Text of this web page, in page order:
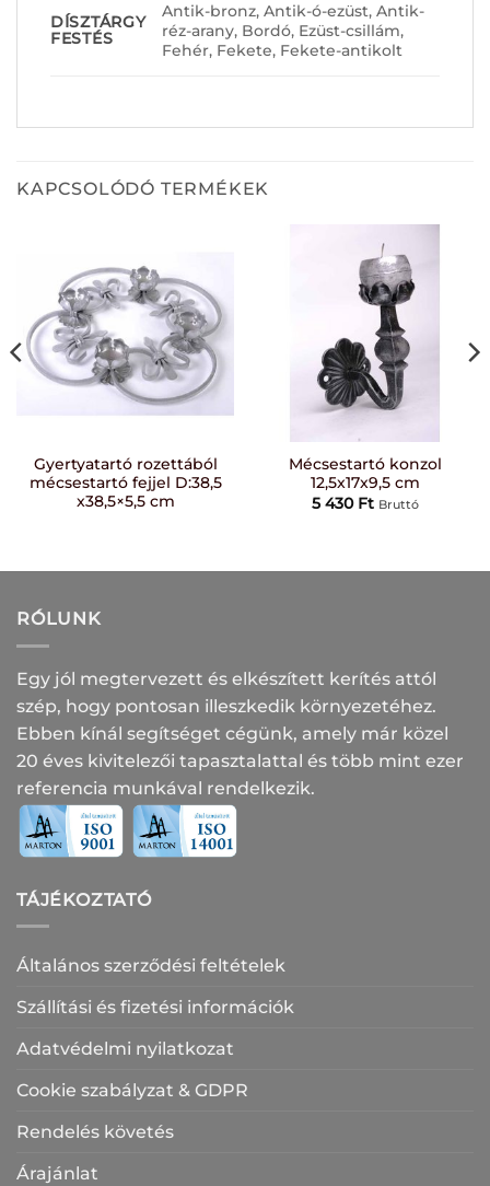
DÍSZTÁRGY
FESTÉS
Antik-bronz, Antik-ó-ezüst, Antik-
réz-arany, Bordó, Ezüst-csillám,
Fehér, Fekete, Fekete-antikolt
KAPCSOLÓDÓ TERMÉKEK
Gyertyatartó rozettából
mécsestartó fejjel D:38,5
x38,5×5,5 cm
Mécsestartó konzol
12,5x17x9,5 cm
5 430 Ft Bruttó
RÓLUNK
Egy jól megtervezett és elkészített kerítés attól
szép, hogy pontosan illeszkedik környezetéhez.
Ebben kínál segítséget cégünk, amely már közel
20 éves kivitelezői tapasztalattal és több mint ezer
referencia munkával rendelkezik.
TÁJÉKOZTATÓ
Általános szerződési feltételek
Szállítási és fizetési információk
Adatvédelmi nyilatkozat
Cookie szabályzat & GDPR
Rendelés követés
Árajánlat